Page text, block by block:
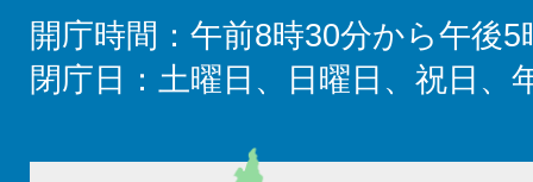
開庁時間：午前8時30分から午後5
閉庁日：土曜日、日曜日、祝日、